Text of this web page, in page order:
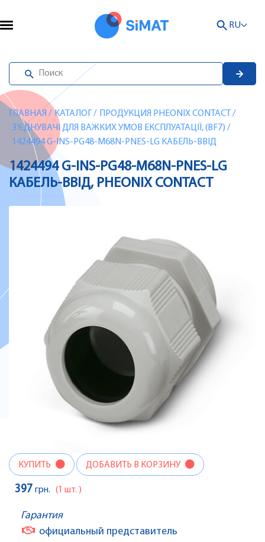
RU
ГЛАВНАЯ / КАТАЛОГ / ПРОДУКЦИЯ PHEONIX CONTACT /
З’ЄДНУВАЧІ ДЛЯ ВАЖКИХ УМОВ ЕКСПЛУАТАЦІЇ, (BF7) /
1424494 G-INS-PG48-M68N-PNES-LG КАБЕЛЬ-ВВІД
1424494 G-INS-PG48-M68N-PNES-LG
КАБЕЛЬ-ВВІД, PHEONIX CONTACT
КУПИТЬ ДОБАВИТЬ В КОРЗИНУ
397 грн. (1 шт. )
Гарантия
официальный представитель